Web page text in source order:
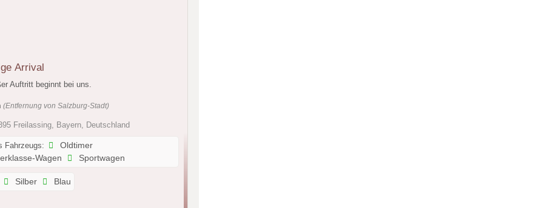
Arrival
Auftritt beginnt bei uns.
(Entfernung von Salzburg-Stadt)
Freilassing, Bayern, Deutschland
Fahrzeugs:
Oldtimer
Wagen
Sportwagen
Silber Blau